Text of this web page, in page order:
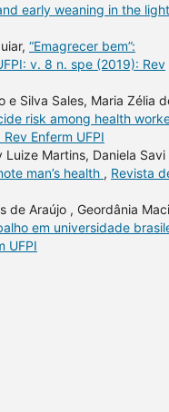
early weaning in the
“Emagrecer bem”:
v. 8 n. spe (2019): Rev
e Silva Sales, Maria Zélia
risk among health
Enferm UFPI
Luize Martins, Daniela Savi
man’s health , Revista
de Araújo , Geordânia
em universidade
UFPI